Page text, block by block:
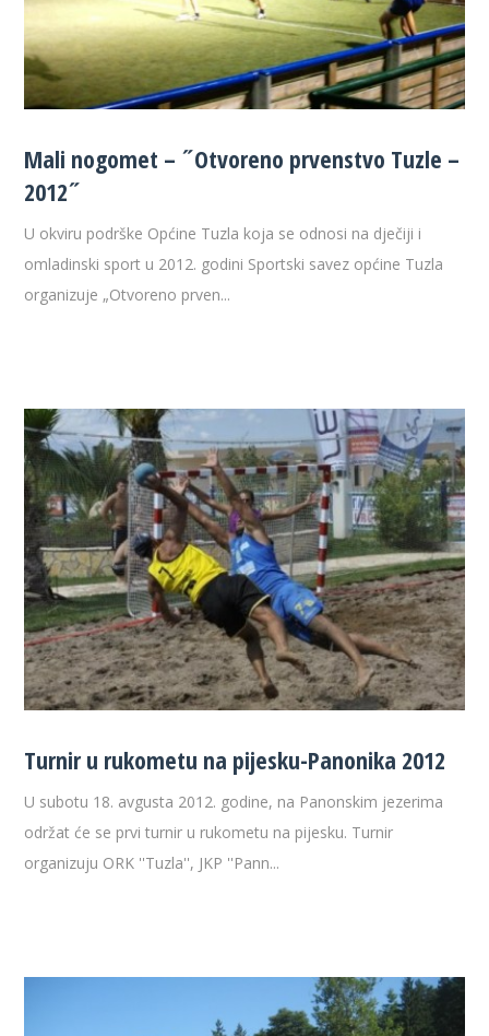
Mali nogomet – ˝Otvoreno prvenstvo Tuzle –
2012˝
U okviru podrške Općine Tuzla koja se odnosi na dječiji i
omladinski sport u 2012. godini Sportski savez općine Tuzla
organizuje „Otvoreno prven...
Turnir u rukometu na pijesku-Panonika 2012
U subotu 18. avgusta 2012. godine, na Panonskim jezerima
održat će se prvi turnir u rukometu na pijesku. Turnir
organizuju ORK ''Tuzla'', JKP ''Pann...